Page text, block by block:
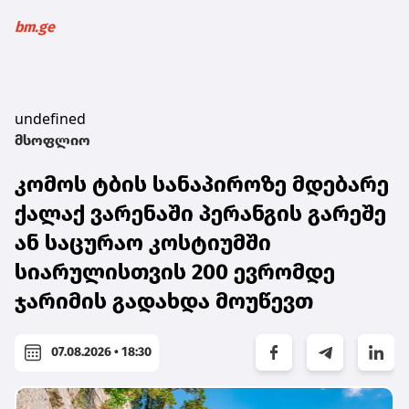
bm.ge
undefined
მსოფლიო
კომოს ტბის სანაპიროზე მდებარე
ქალაქ ვარენაში პერანგის გარეშე
ან საცურაო კოსტიუმში
სიარულისთვის 200 ევრომდე
ჯარიმის გადახდა მოუწევთ
07.08.2026 • 18:30